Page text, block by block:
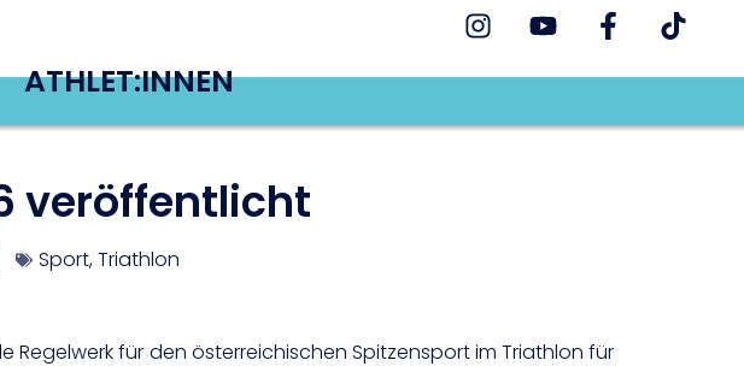
ATHLET:INNEN
veröffentlicht
Sport,Triathlon
für den österreichischen Spitzensport im Triathlon für